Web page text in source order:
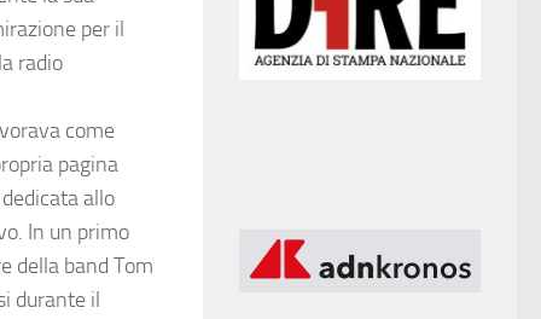
per il
radio
come
pagina
allo
In un primo
della band Tom
durante il